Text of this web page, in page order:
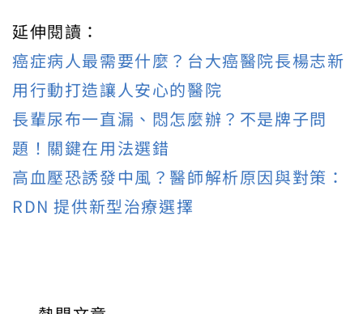
延伸閱讀：
癌症病人最需要什麼？台大癌醫院長楊志新
用行動打造讓人安心的醫院
長輩尿布一直漏、悶怎麼辦？不是牌子問
題！關鍵在用法選錯
高血壓恐誘發中風？醫師解析原因與對策：
RDN 提供新型治療選擇